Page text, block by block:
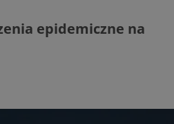
epidemiczne na